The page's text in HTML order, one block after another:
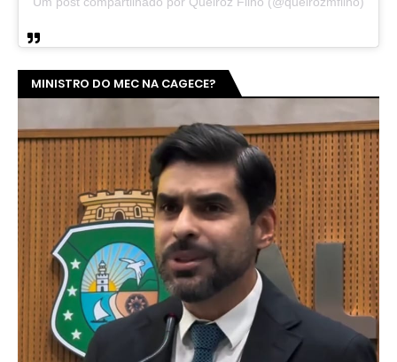
MINISTRO DO MEC NA CAGECE?